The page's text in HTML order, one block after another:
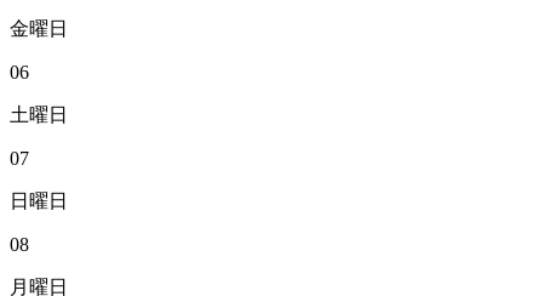
金曜日
06
土曜日
07
日曜日
08
月曜日